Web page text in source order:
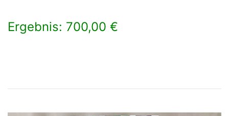
Ergebnis: 700,00 €